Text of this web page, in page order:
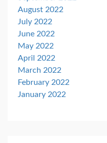
August 2022
July 2022
June 2022
May 2022
April 2022
March 2022
February 2022
January 2022